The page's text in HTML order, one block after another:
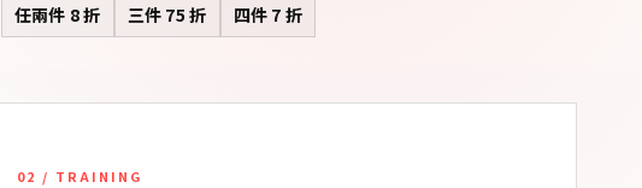
任兩件 8 折 三件 75 折 四件 7 折
02 / TRAINING